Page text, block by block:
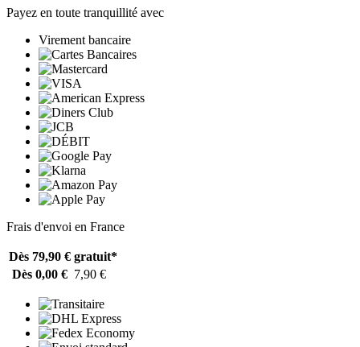
Payez en toute tranquillité avec
Virement bancaire
Frais d'envoi en France
Dès 79,90 € gratuit*
Dès 0,00 € 7,90 €